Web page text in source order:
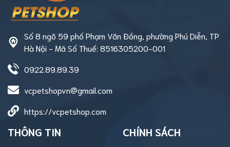
Số 8 ngõ 59 phố Phạm Văn Đồng, phường Phú Diễn, TP
Hà Nội - Mã Số Thuế: 8516305200-001
0922.89.89.39
vcpetshopvn@gmail.com
https://vcpetshop.com
THÔNG TIN CHÍNH SÁCH